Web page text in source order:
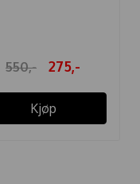
550,- 275,-
Kjøp